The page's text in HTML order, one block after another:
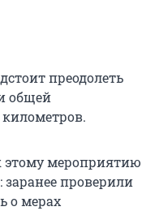
преодолеть
общей
этому мероприятию
заранее проверили
о мерах